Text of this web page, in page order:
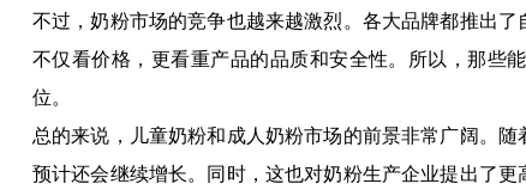
不过，奶粉市场的竞争也越来越激烈。各大品牌都推出
不仅看价格，更看重产品的品质和安全性。所以，那些
位。
总的来说，儿童奶粉和成人奶粉市场的前景非常广阔。
预计还会继续增长。同时，这也对奶粉生产企业提出了